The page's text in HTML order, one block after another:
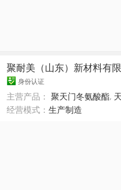
聚耐美（山东）新材料有
身份认证
主营产品：聚天门冬氨酸酯,
经营模式：生产制造